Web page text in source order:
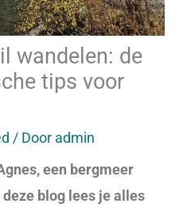
wandelen: de
tips voor
/ Door admin
een bergmeer
blog lees je alles